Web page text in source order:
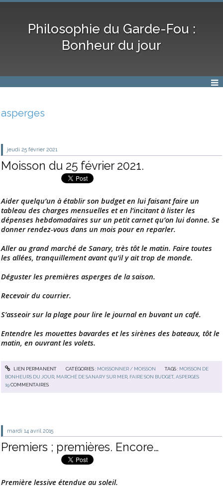
Philosophie du Garde-Fou :
Bonheur du jour
asperges
jeudi 25 février 2021
Moisson du 25 février 2021.
Aider quelqu’un à établir son budget en lui faisant faire un
tableau des charges mensuelles et en l’incitant à lister les
dépenses hebdomadaires sur un petit carnet qu’on lui donne. Se
donner rendez-vous dans un mois pour en reparler.
Aller au grand marché de Sanary, très tôt le matin. Faire toutes
les allées, tranquillement avant qu’il y ait trop de monde.
Déguster les premières asperges de la saison.
Recevoir du courrier.
S’asseoir sur la plage pour lire le journal en buvant un café.
Entendre les mouettes bavardes et les sirènes des bateaux, tôt le
matin, en ouvrant les volets.
LIEN PERMANENT CATÉGORIES : MOISSONNER / MOISSON TAGS : MOISSON DE
BONHEURS DU JOUR MARCHÉ DE SANARY SUR MER FAIRE SON BUDGET,ASPERGES
19COMMENTAIRES
mardi 14 avril 2015
Premiers ; premières. Encore…
Première lessive étendue au soleil.